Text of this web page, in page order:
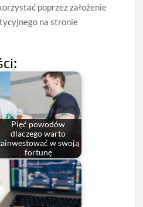
poprzez założenie
na stronie
Pięć powodów
dlaczego warto
w swoją
fortunę